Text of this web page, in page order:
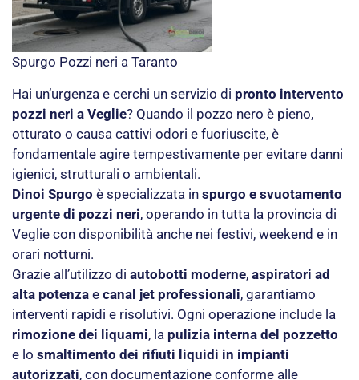
Spurgo Pozzi neri a Taranto
Hai un’urgenza e cerchi un servizio di pronto intervento
pozzi neri a Veglie? Quando il pozzo nero è pieno,
otturato o causa cattivi odori e fuoriuscite, è
fondamentale agire tempestivamente per evitare danni
igienici, strutturali o ambientali.
Dinoi Spurgo è specializzata in spurgo e svuotamento
urgente di pozzi neri, operando in tutta la provincia di
Veglie con disponibilità anche nei festivi, weekend e in
orari notturni.
Grazie all’utilizzo di autobotti moderne, aspiratori ad
alta potenza e canal jet professionali, garantiamo
interventi rapidi e risolutivi. Ogni operazione include la
rimozione dei liquami, la pulizia interna del pozzetto
e lo smaltimento dei rifiuti liquidi in impianti
autorizzati, con documentazione conforme alle